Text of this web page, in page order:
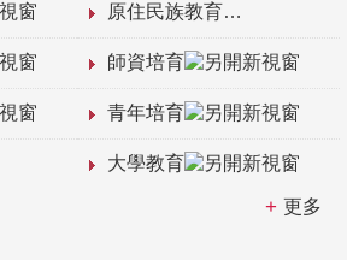
原住民族教育
師資培育
青年培育
大學教育
更多